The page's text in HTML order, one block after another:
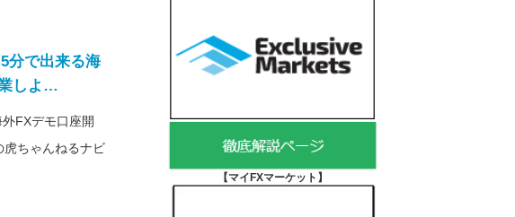
分で出来る海
しよ…
FXデモ口座開
ちゃんねるナビ
【マイFXマーケット 】